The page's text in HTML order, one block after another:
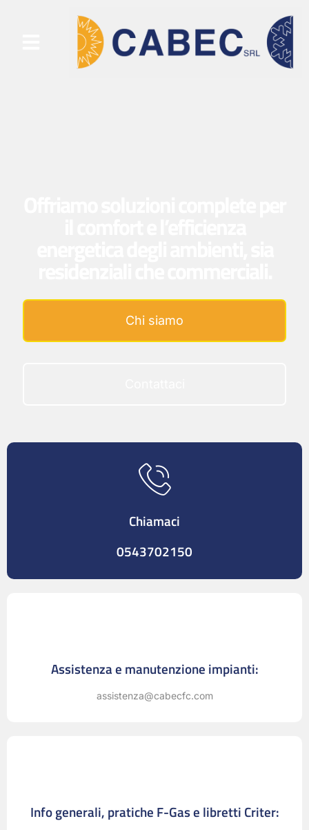
Chi siamo
Chiamaci
0543702150
Assistenza e manutenzione impianti:
assistenza@cabecfc.com
Info generali, pratiche F-Gas e libretti Criter: